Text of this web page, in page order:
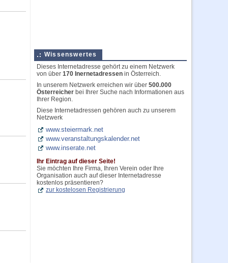
Wissenswertes
Dieses Internetadresse gehört zu einem Netzwerk
von über 170 Inernetadressen in Österreich.
In unserem Netzwerk erreichen wir über 500.000
Österreicher bei Ihrer Suche nach Informationen aus
Ihrer Region.
Diese Internetadressen gehören auch zu unserem
Netzwerk
www.steiermark.net
www.veranstaltungskalender.net
www.inserate.net
Ihr Eintrag auf dieser Seite!
Sie möchten Ihre Firma, Ihren Verein oder Ihre
Organisation auch auf dieser Internetadresse
kostenlos präsentieren?
zur kostelosen Registrierung